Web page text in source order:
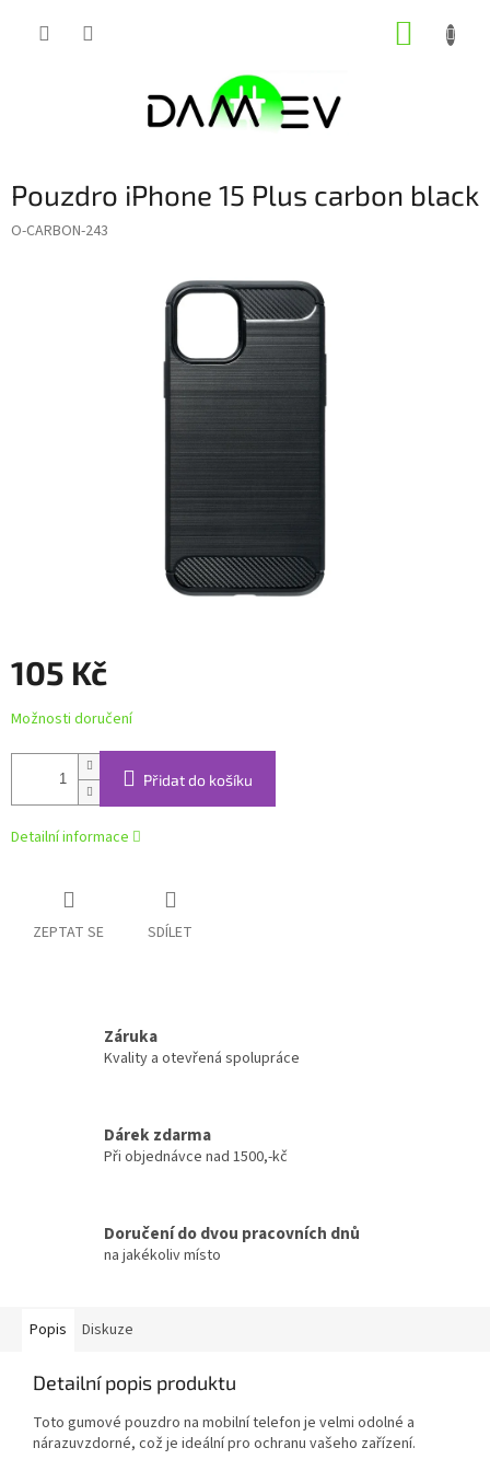
Pouzdro iPhone 15 Plus carbon black
O-CARBON-243
105 Kč
Měrná
cena:
Možnosti doručení
Přidat do košíku
Detailní informace
ZEPTAT SE SDÍLET
Záruka
Kvality a otevřená spolupráce
Dárek zdarma
Při objednávce nad 1500,-kč
Doručení do dvou pracovních dnů
na jakékoliv místo
Popis Diskuze
Detailní popis produktu
Toto gumové pouzdro na mobilní telefon je velmi odolné a
nárazuvzdorné, což je ideální pro ochranu vašeho zařízení.